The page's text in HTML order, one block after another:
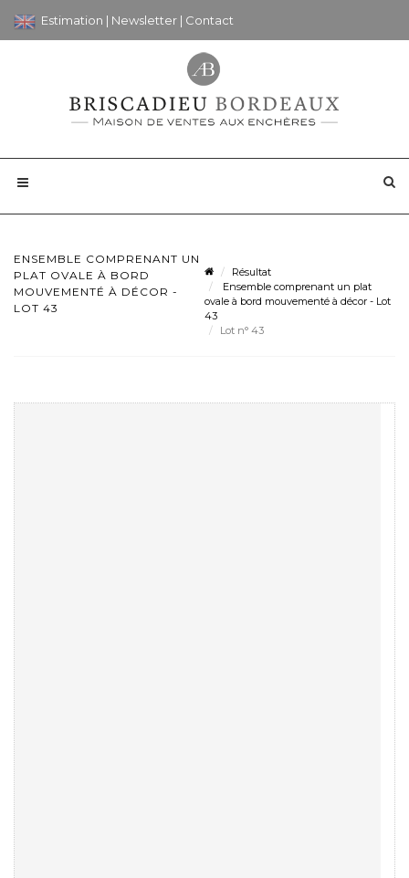
Estimation | Newsletter | Contact
ENSEMBLE COMPRENANT UN
PLAT OVALE À BORD
MOUVEMENTÉ À DÉCOR -
LOT 43
Résultat
Ensemble comprenant un plat
ovale à bord mouvementé à décor - Lot
43
Lot n° 43